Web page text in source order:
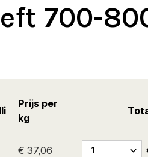
700-
Prijs per
kg
€ 37,06